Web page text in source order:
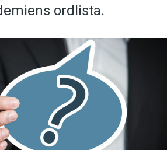
ordlista.